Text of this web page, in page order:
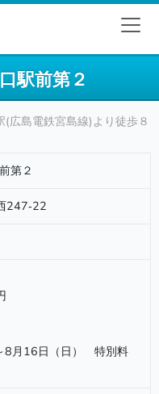
駅前第２
広島電鉄宮島線)より徒歩８
第２
247‐22
8月16日（日） 特別料